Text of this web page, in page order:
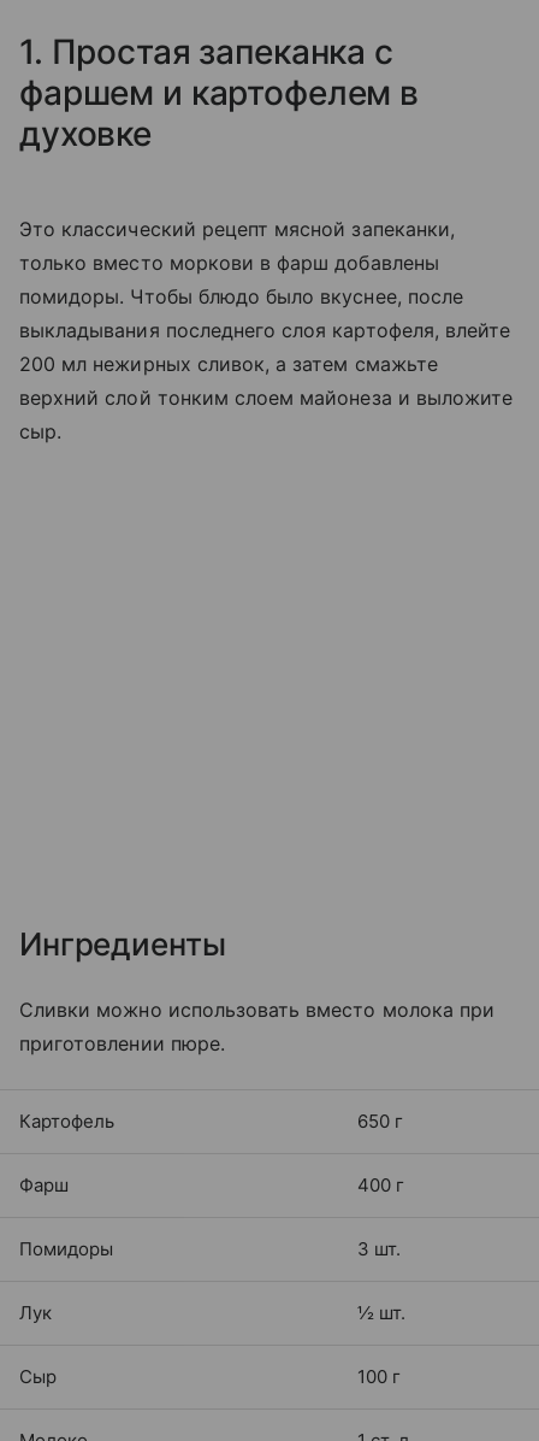
1. Простая запеканка с
фаршем и картофелем в
духовке
Это классический рецепт мясной запеканки,
только вместо моркови в фарш добавлены
помидоры. Чтобы блюдо было вкуснее, после
выкладывания последнего слоя картофеля, влейте
200 мл нежирных сливок, а затем смажьте
верхний слой тонким слоем майонеза и выложите
сыр.
Ингредиенты
Сливки можно использовать вместо молока при
приготовлении пюре.
Картофель 650 г
Фарш 400 г
Помидоры 3 шт.
Лук ½ шт.
Сыр 100 г